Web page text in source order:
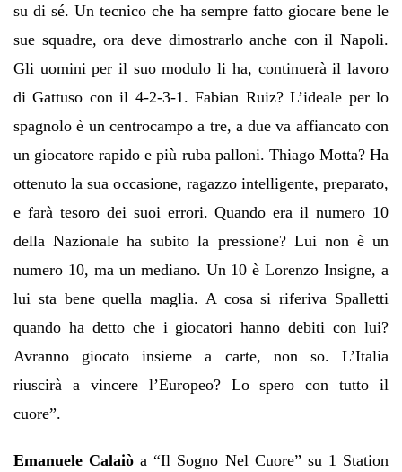
su di sé. Un tecnico che ha sempre fatto giocare bene le
sue squadre, ora deve dimostrarlo anche con il Napoli.
Gli uomini per il suo modulo li ha, continueràil lavoro
di Gattuso con il 4-2-3-1. Fabian Ruiz? L’ideale per lo
spagnoloè un centrocampo a tre, a due va affiancato con
un giocatore rapido e più ruba palloni. Thiago Motta? Ha
ottenuto la sua occasione, ragazzo intelligente, preparato,
e farà tesoro dei suoi errori. Quando era il numero 10
della Nazionale ha subito la pressione? Lui non èun
numero 10, ma un mediano. Un 10èLorenzo Insigne, a
lui sta bene quella maglia. A cosa si riferiva Spalletti
quando ha detto che i giocatori hanno debiti con lui?
Avranno giocato insieme a carte, non so. L’Italia
riuscirà a vincere l’Europeo? Lo spero con tutto il
cuore”.
Emanuele Calaiòa“Il Sogno Nel Cuore” su 1 Station